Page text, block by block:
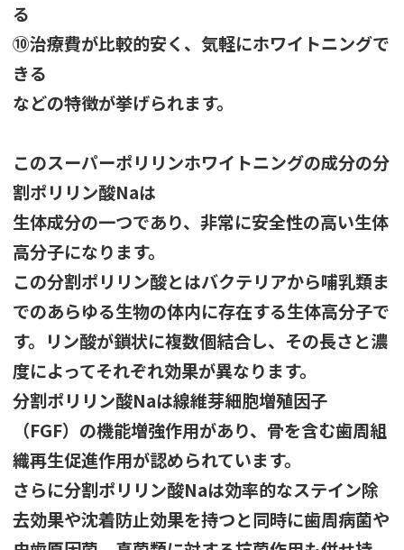
る
⑩治療費が比較的安く、気軽にホワイトニングで
きる
などの特徴が挙げられます。
このスーパーポリリンホワイトニングの成分の分
割ポリリン酸Naは
生体成分の一つであり、非常に安全性の高い生体
高分子になります。
この分割ポリリン酸とはバクテリアから哺乳類ま
でのあらゆる生物の体内に存在する生体高分子で
す。リン酸が鎖状に複数個結合し、その長さと濃
度によってそれぞれ効果が異なります。
分割ポリリン酸Naは線維芽細胞増殖因子
（FGF）の機能増強作用があり、骨を含む歯周組
織再生促進作用が認められています。
さらに分割ポリリン酸Naは効率的なステイン除
去効果や沈着防止効果を持つと同時に歯周病菌や